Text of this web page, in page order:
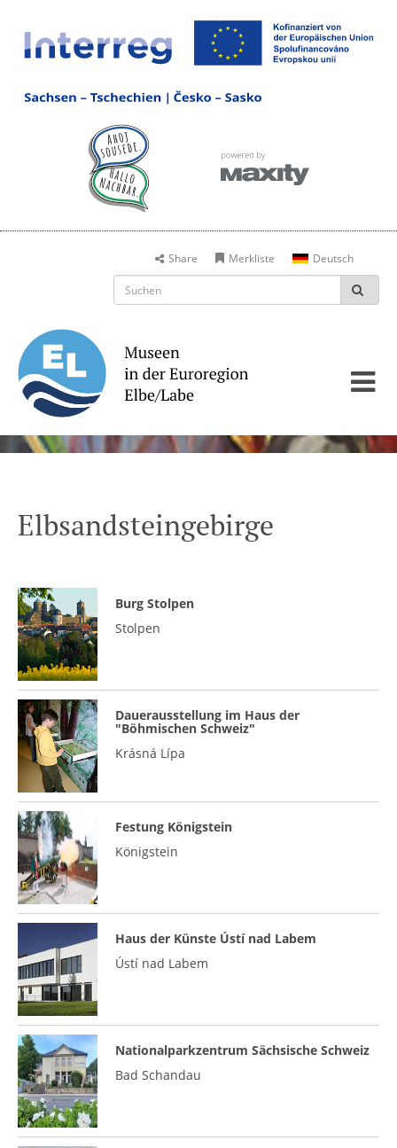
Share Merkliste Deutsch
Elbsandsteingebirge
Burg Stolpen
Stolpen
Dauerausstellung im Haus der
"Böhmischen Schweiz"
Krásná Lípa
Festung Königstein
Königstein
Haus der Künste Ústí nad Labem
Ústí nad Labem
Nationalparkzentrum Sächsische Schweiz
Bad Schandau